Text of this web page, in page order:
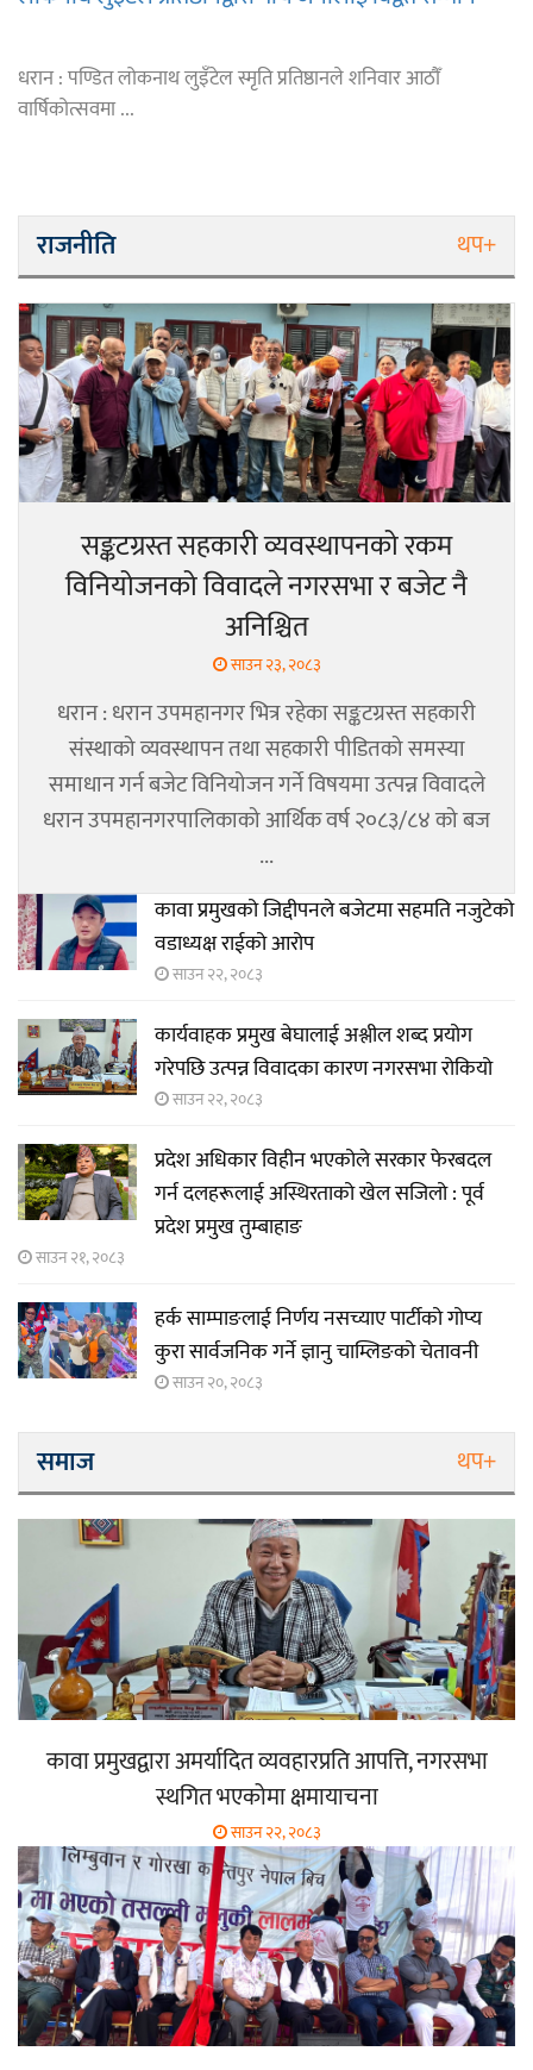
धरान : पण्डित लोकनाथ लुइँटेल स्मृति प्रतिष्ठानले शनिवार आठौँ
वार्षिकोत्सवमा ...
राजनीति थप+
सङ्कटग्रस्त सहकारी व्यवस्थापनको रकम
विनियोजनको विवादले नगरसभा र बजेट नै
अनिश्चित
साउन २३, २०८३
धरान : धरान उपमहानगर भित्र रहेका सङ्कटग्रस्त सहकारी
संस्थाको व्यवस्थापन तथा सहकारी पीडितको समस्या
समाधान गर्न बजेट विनियोजन गर्ने विषयमा उत्पन्न विवादले
धरान उपमहानगरपालिकाको आर्थिक वर्ष २०८३/८४ को बज
...
कावा प्रमुखको जिद्दीपनले बजेटमा सहमति नजुटेको
वडाध्यक्ष राईको आरोप
साउन २२, २०८३
कार्यवाहक प्रमुख बेघालाई अश्लील शब्द प्रयोग
गरेपछि उत्पन्न विवादका कारण नगरसभा रोकियो
साउन २२, २०८३
प्रदेश अधिकार विहीन भएकोले सरकार फेरबदल
गर्न दलहरूलाई अस्थिरताको खेल सजिलो : पूर्व
प्रदेश प्रमुख तुम्बाहाङ
साउन २१, २०८३
हर्क साम्पाङलाई निर्णय नसच्याए पार्टीको गोप्य
कुरा सार्वजनिक गर्ने ज्ञानु चाम्लिङको चेतावनी
साउन २०, २०८३
समाज थप+
कावा प्रमुखद्वारा अमर्यादित व्यवहारप्रति आपत्ति, नगरसभा
स्थगित भएकोमा क्षमायाचना
साउन २२, २०८३